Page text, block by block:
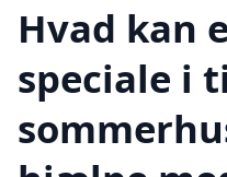
Hvad kan
speciale i